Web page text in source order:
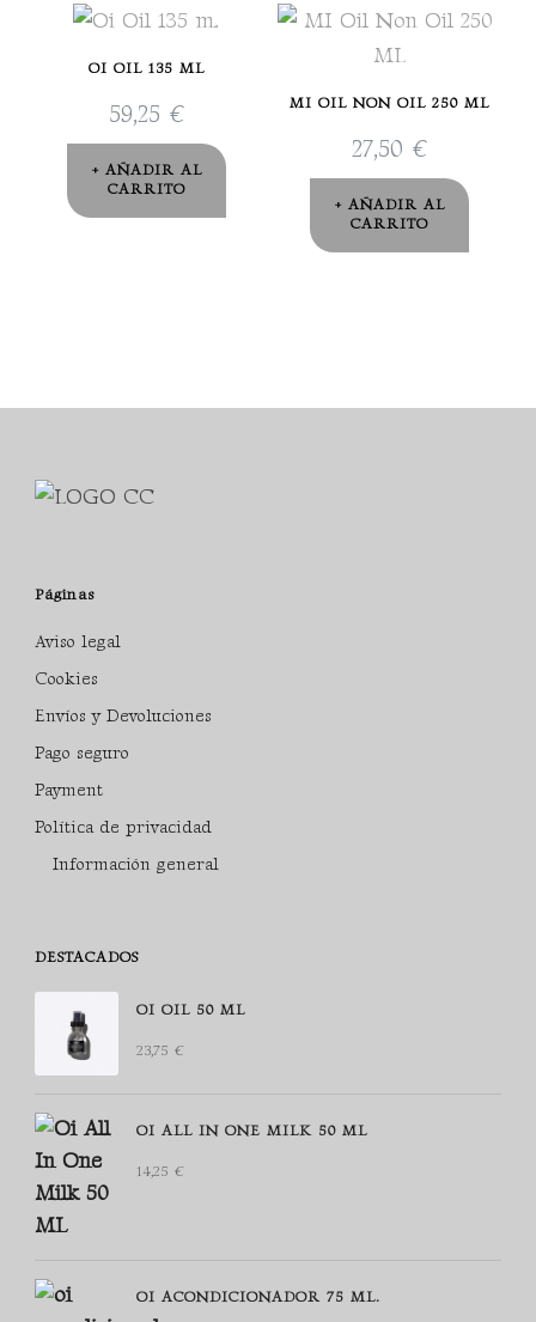
OI OIL 135 ML
59,25 €
AÑADIR AL
CARRITO
MI OIL NON OIL 250 ML
27,50 €
AÑADIR AL
CARRITO
Páginas
Aviso legal
Cookies
Envíos y Devoluciones
Pago seguro
Payment
Política de privacidad
Información general
DESTACADOS
OI OIL 50 ML
23,75 €
OI ALL IN ONE MILK 50 ML
14,25 €
OI ACONDICIONADOR 75 ML.